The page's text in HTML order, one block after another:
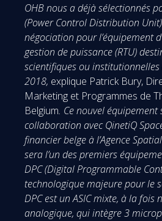
OHB nous a déjà sélectionnés
(Power Control Distribution
négociation pour l’équipement
gestion de puissance (RTU)
scientifiques ou institutionnelles
2018, explique Patrick Bury,
Marketing et Programmes de
Belgium. Ce nouvel équipement
collaboration avec QinetiQ
financier belge à l’Agence
sera l’un des premiers
DPC (Digital Programmable
technologique majeure pour le
DPC est un ASIC mixte, à la fois
analogique, qui intègre 3